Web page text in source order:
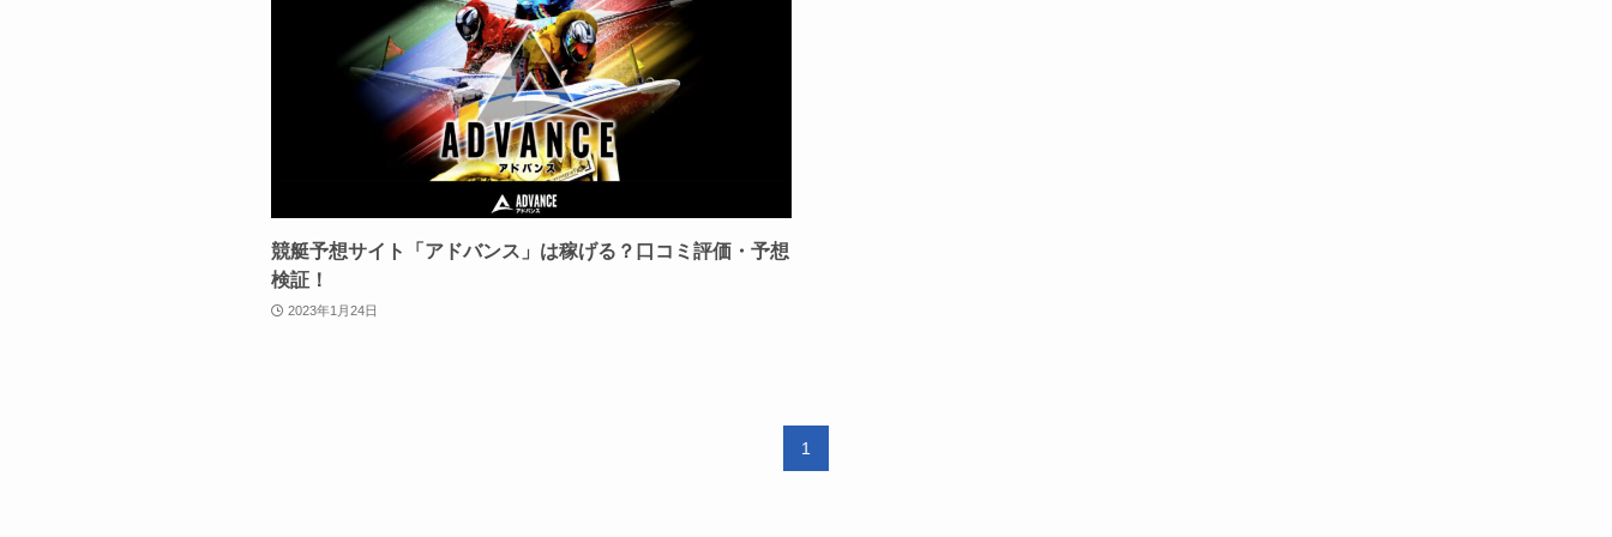
競艇予想サイト「アドバンス」は稼げる？口コミ評価・予想
検証！
2023年1月24日
1